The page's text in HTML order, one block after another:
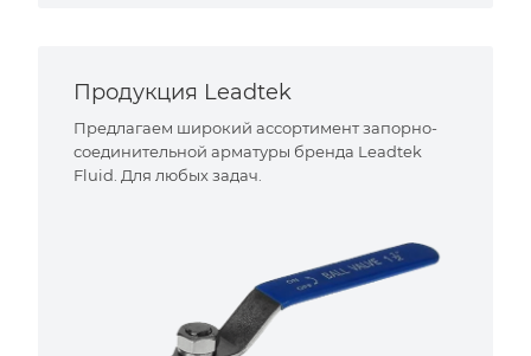
Продукция Leadtek
Предлагаем широкий ассортимент запорно-
соединительной арматуры бренда Leadtek
Fluid. Для любых задач.